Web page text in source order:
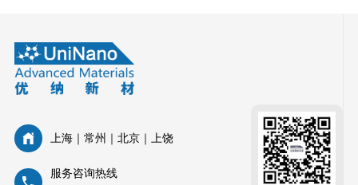
上海｜常州｜北京｜上饶
服务咨询热线